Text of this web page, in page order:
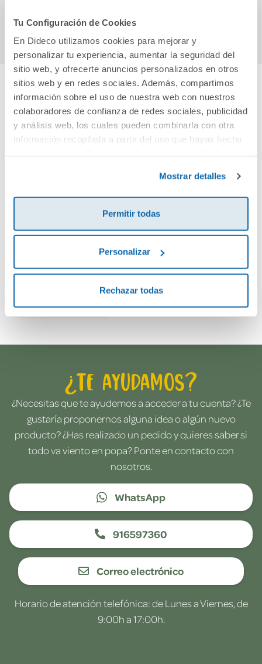
Tu Configuración de Cookies
En Dideco utilizamos cookies para mejorar y
personalizar tu experiencia, aumentar la seguridad del
sitio web, y ofrecerte anuncios personalizados en otros
sitios web y en redes sociales. Además, compartimos
información sobre el uso de nuestra web con nuestros
colaboradores de confianza de redes sociales, publicidad
y análisis web, los cuales pueden combinarla con otra
información recopilada a partir del uso que hayas hecho
Mostrar detalles
Permitir todas
Personalizar
Rechazar todas
Comprar
Cuéntanos tu opinión
¡Sé el primero en valorar este producto!
Debes iniciar sesión para poder valorarlo
¿Te ayudamos?
¿Necesitas que te ayudemos a acceder a tu cuenta? ¿Te
gustaría proponernos alguna idea o algún nuevo
producto? ¿Has realizado un pedido y quieres saber si
todo va viento en popa? Ponte en contacto con
nosotros.
WhatsApp
916597360
Correo electrónico
Horario de atención telefónica: de Lunes a Viernes, de
9:00h a 17:00h.